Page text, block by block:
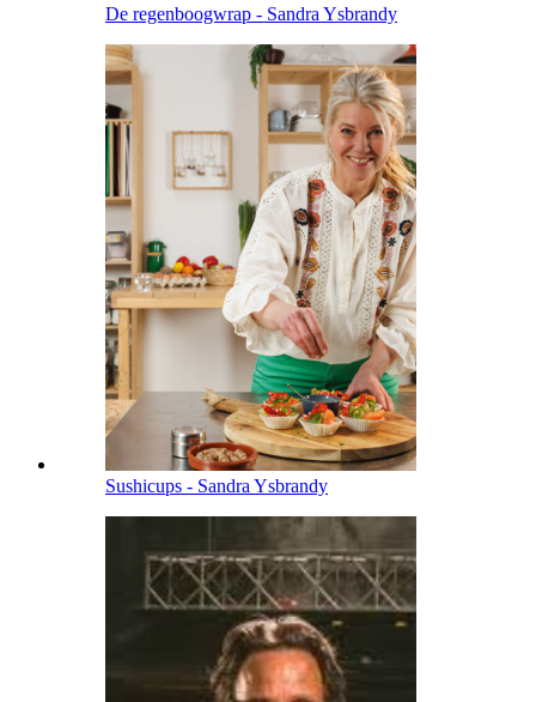
De regenboogwrap - Sandra Ysbrandy
Sushicups - Sandra Ysbrandy